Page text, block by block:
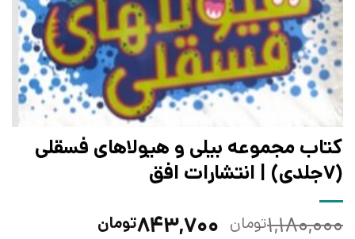
کتاب مجموعه بیلی و هیولاهای فسقلی
(7جلدی) | انتشارات افق
۱,۱۸۰,۰۰۰تومان قیمت
۸۴۳,۷۰۰تومان